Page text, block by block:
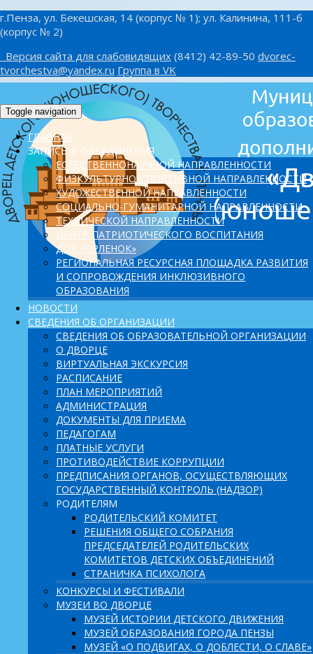
г.Пенза, ул. Бекешская, 14 (корпус № 1); ул. Калинина, 111-б
(корпус № 2)
Версия сайта для слабовидящих (8412) 42-89-50 dvorec-
tvorchestva@yandex.ru Группа в VK
Toggle navigation
ГЛАВНАЯ
ЗАПИСЬ В ОБЪЕДИНЕНИЯ
ЕСТЕСТВЕННОНАУЧНОЙ НАПРАВЛЕННОСТИ
ФИЗКУЛЬТУРНО-СПОРТИВНОЙ НАПРАВЛЕННОСТИ
ХУДОЖЕСТВЕННОЙ НАПРАВЛЕННОСТИ
СОЦИАЛЬНО-ГУМАНИТАРНОЙ НАПРАВЛЕННОСТИ
ТЕХНИЧЕСКОЙ НАПРАВЛЕННОСТИ
ЦЕНТР ПАТРИОТИЧЕСКОГО ВОСПИТАНИЯ
ДОЛ «ОРЛЕНОК»
PЕГИОНАЛЬНАЯ РЕСУРСНАЯ ПЛОЩАДКА РАЗВИТИЯ
И СОПРОВОЖДЕНИЯ ИНКЛЮЗИВНОГО
ОБРАЗОВАНИЯ
НОВОСТИ
СВЕДЕНИЯ ОБ ОРГАНИЗАЦИИ
СВЕДЕНИЯ ОБ ОБРАЗОВАТЕЛЬНОЙ ОРГАНИЗАЦИИ
О ДВОРЦЕ
ВИРТУАЛЬНАЯ ЭКСКУРСИЯ
РАСПИСАНИЕ
ПЛАН МЕРОПРИЯТИЙ
АДМИНИСТРАЦИЯ
ДОКУМЕНТЫ ДЛЯ ПРИЕМА
ПЕДАГОГАМ
ПЛАТНЫЕ УСЛУГИ
ПРОТИВОДЕЙСТВИЕ КОРРУПЦИИ
ПРЕДПИСАНИЯ ОРГАНОВ, ОСУЩЕСТВЛЯЮЩИХ
ГОСУДАРСТВЕННЫЙ КОНТРОЛЬ (НАДЗОР)
РОДИТЕЛЯМ
РОДИТЕЛЬСКИЙ КОМИТЕТ
РЕШЕНИЯ ОБЩЕГО СОБРАНИЯ
ПРЕДСЕДАТЕЛЕЙ РОДИТЕЛЬСКИХ
КОМИТЕТОВ ДЕТСКИХ ОБЪЕДИНЕНИЙ
СТРАНИЧКА ПСИХОЛОГА
КОНКУРСЫ И ФЕСТИВАЛИ
МУЗЕИ ВО ДВОРЦЕ
МУЗЕЙ ИСТОРИИ ДЕТСКОГО ДВИЖЕНИЯ
МУЗЕЙ ОБРАЗОВАНИЯ ГОРОДА ПЕНЗЫ
МУЗЕЙ «О ПОДВИГАХ, О ДОБЛЕСТИ, О СЛАВЕ»